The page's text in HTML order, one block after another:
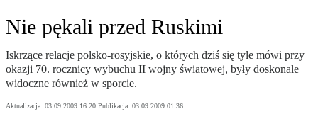
Nie pękali przed Ruskimi
Iskrzące relacje polsko-rosyjskie, o których dziś się tyle mówi przy
okazji 70. rocznicy wybuchu II wojny światowej, były doskonale
widoczne również w sporcie.
Aktualizacja: 03.09.2009 16:20 Publikacja: 03.09.2009 01:36